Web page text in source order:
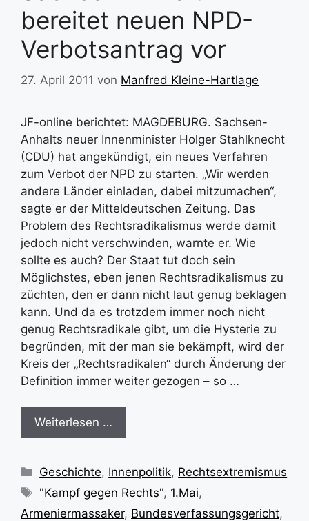
bereitet neuen NPD-
Verbotsantrag vor
27. April 2011 von Manfred Kleine-Hartlage
JF-online berichtet: MAGDEBURG. Sachsen-
Anhalts neuer Innenminister Holger Stahlknecht
(CDU) hat angekündigt, ein neues Verfahren
zum Verbot der NPD zu starten. „Wir werden
andere Länder einladen, dabei mitzumachen“,
sagte er der Mitteldeutschen Zeitung. Das
Problem des Rechtsradikalismus werde damit
jedoch nicht verschwinden, warnte er. Wie
sollte es auch? Der Staat tut doch sein
Möglichstes, eben jenen Rechtsradikalismus zu
züchten, den er dann nicht laut genug beklagen
kann. Und da es trotzdem immer noch nicht
genug Rechtsradikale gibt, um die Hysterie zu
begründen, mit der man sie bekämpft, wird der
Kreis der „Rechtsradikalen“ durch Änderung der
Definition immer weiter gezogen – so …
Weiterlesen …
Kategorien
Geschichte, Innenpolitik, Rechtsextremismus
Schlagwörter
"Kampf gegen Rechts", 1.Mai,
Armeniermassaker, Bundesverfassungsgericht,